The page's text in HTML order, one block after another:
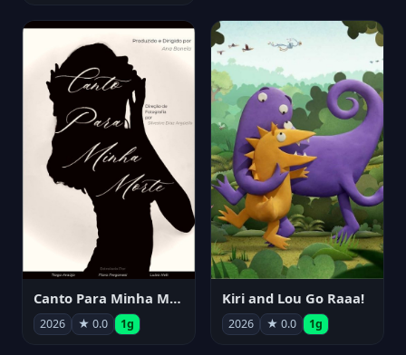
Canto Para Minha Morte
2026 ★ 0.0 1g
Kiri and Lou Go Raaa!
2026 ★ 0.0 1g